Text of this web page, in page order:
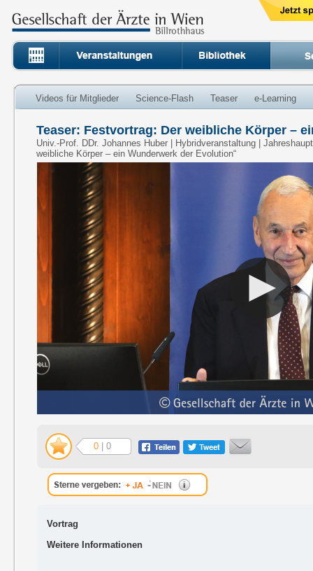
Videos für Mitglieder Science-Flash Teaser e-Learning
Teaser: Festvortrag: Der weibliche Körper –
Univ.-Prof. DDr. Johannes Huber | Hybridveranstaltung |
weibliche Körper – ein Wunderwerk der Evolution“
0 | 0
Vortrag
Weitere Informationen